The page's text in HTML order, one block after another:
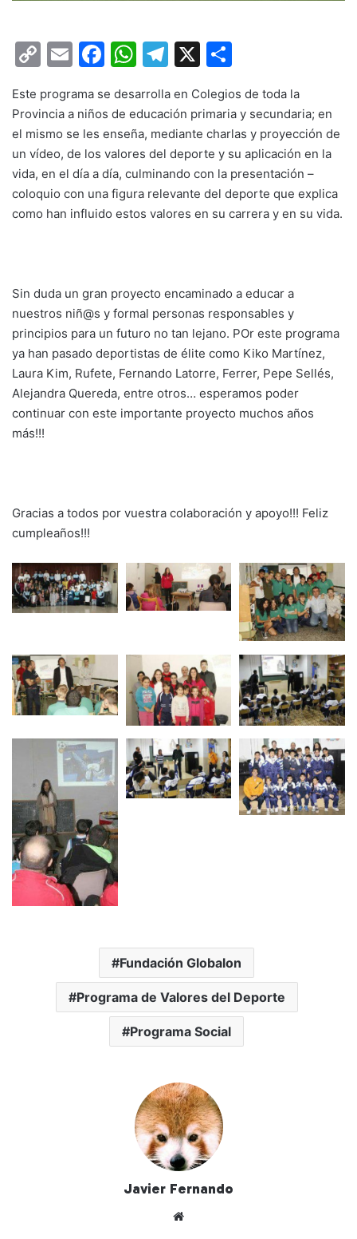
C
p
y
Li
n
k
E
ai
l
F
c
e
b
o
o
W
at
s
A
p
p
T
e
gr
a
m
X
m
p
ar
tir
Este programa se desarrolla en Colegios de toda la
Provincia a niños de educación primaria y secundaria; en
el mismo se les enseña, mediante charlas y proyección de
un vídeo, de los valores del deporte y su aplicación en la
vida, en el día a día, culminando con la presentación –
coloquio con una figura relevante del deporte que explica
como han influido estos valores en su carrera y en su vida.
Sin duda un gran proyecto encaminado a educar a
nuestros niñ@s y formal personas responsables y
principios para un futuro no tan lejano. POr este programa
ya han pasado deportistas de élite como Kiko Martínez,
Laura Kim, Rufete, Fernando Latorre, Ferrer, Pepe Sellés,
Alejandra Quereda, entre otros… esperamos poder
continuar con este importante proyecto muchos años
más!!!
Gracias a todos por vuestra colaboración y apoyo!!! Feliz
cumpleaños!!!
Fundación Globalon
Programa de Valores del Deporte
Programa Social
Javier Fernando